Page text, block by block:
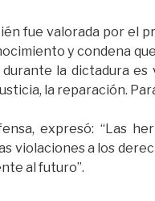
fue valorada por el
y condena
la dictadura es
la reparación.
expresó: “Las
violaciones a los
al futuro”.